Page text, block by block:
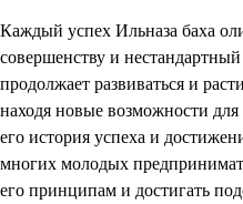
Каждый успех Ильназа баха
совершенству и
продолжает развиваться и
находя новые возможности
его история успеха и
многих молодых
его принципам и достигать